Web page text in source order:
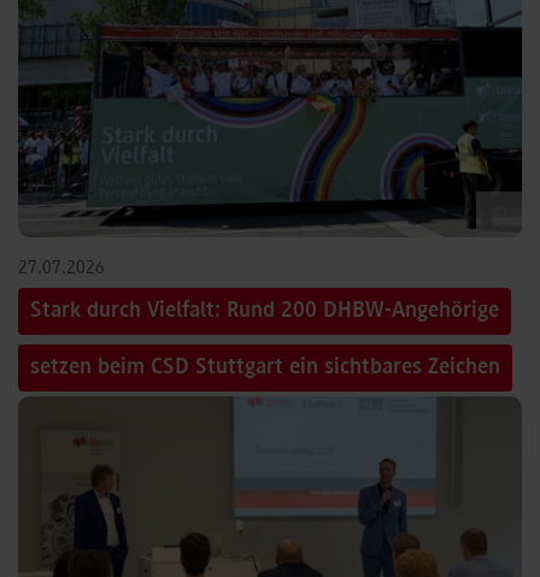
27.07.2026
Stark durch Vielfalt: Rund 200 DHBW-Angehörige
setzen beim CSD Stuttgart ein sichtbares Zeichen